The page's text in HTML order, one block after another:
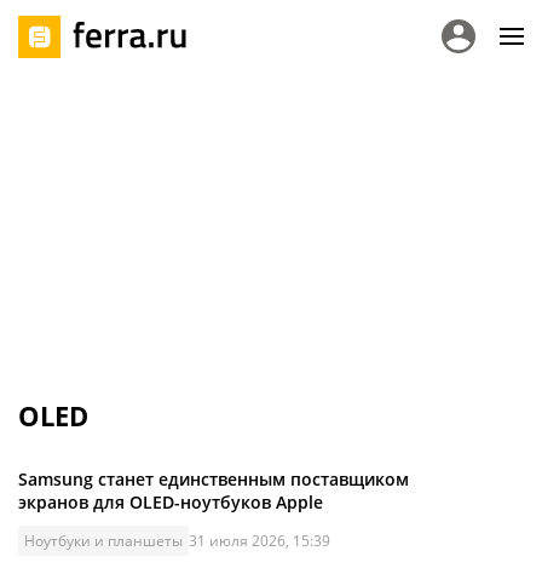
OLED
Samsung станет единственным поставщиком
экранов для OLED-ноутбуков Apple
Ноутбуки и планшеты 31 июля 2026, 15:39